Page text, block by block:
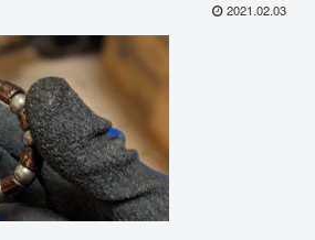
2021.02.03